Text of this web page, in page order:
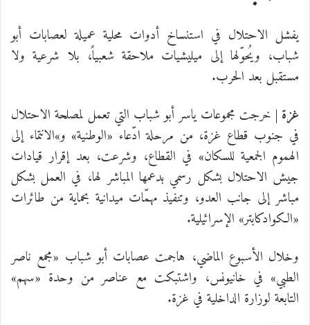
يفشل الاحتلال في استنساخ أدوات محلية عميلة لعصابات أبو
شباب، ويُحوّلها إلى ميليشيات ملاحقة شعبياً، بلا شرعية ولا
مستقبل بعد الحرب.
غزة | خرجت مجموعات ياسر أبو شباب التي تعمل لمصلحة الاحتلال
في جنوب قطاع غزة، من مرحلة ادّعاء «الوطنية» و»الانتماء إلى
الهموم الجمعية للسكان» في القطاع، وشرعت، بعد إقرار قيادات
جيش الاحتلال بشكل رسمي بدعمها المباشر لها، في العمل بشكل
مباشر إلى جانب العدو، وتنفيذ مهمّات ميدانية بحماية من طائرات
«الكوادكابتر» الإسرائيلية.
وخلال الأسبوع الماضي، هاجمت عصابات أبو شباب «مجمع ناصر
الطبي» في خانيونس، واشتبكت مع عناصر من وحدة «سهم»
التابعة لوزارة الداخلية في غزة.